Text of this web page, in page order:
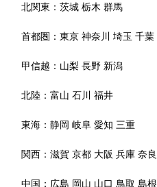
北関東：茨城 栃木 群馬
首都圏：東京 神奈川 埼玉 千葉
甲信越： 山梨 長野 新潟
北陸：富山 石川 福井
東海：静岡 岐阜 愛知 三重
関西：滋賀 京都 大阪 兵庫 奈良
中国： 広島 岡山 山口 鳥取 島根